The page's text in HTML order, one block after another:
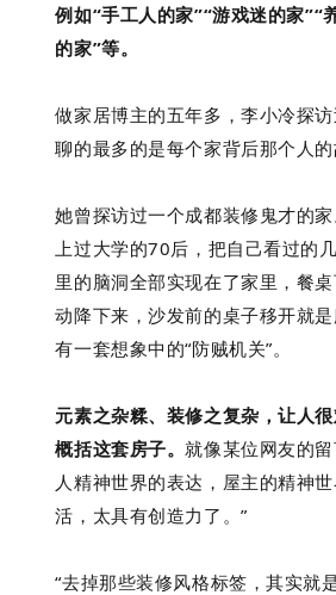
例如“手工人的家”“游戏迷的家”“
的家”等。
做家居博主的五年多，李小冷探
聊的最多的是每个家背后那个人的
她曾探访过一个成都装修鬼才的
上过大学的70后，把自己看过的
里的脑洞全部实现在了家里，餐
动降下来，沙发前的桌子移开就
有一套想象中的“防贼机关”。
元素之杂糅、装修之复杂，让人
概括这套房子。就像某位网友的
人精神世界的表达，屋主的精神
活，太具有创造力了。”
“去掉那些装修风格标签，其实就